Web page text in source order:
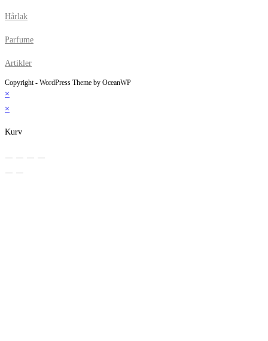
Hårlak
Parfume
Artikler
Copyright - WordPress Theme by OceanWP
×
×
Kurv